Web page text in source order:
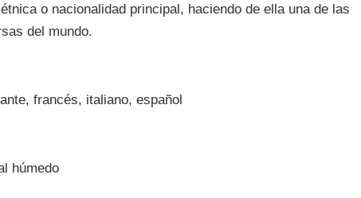
o nacionalidad principal, haciendo de ella una de las
del mundo.
francés, italiano, español
húmedo